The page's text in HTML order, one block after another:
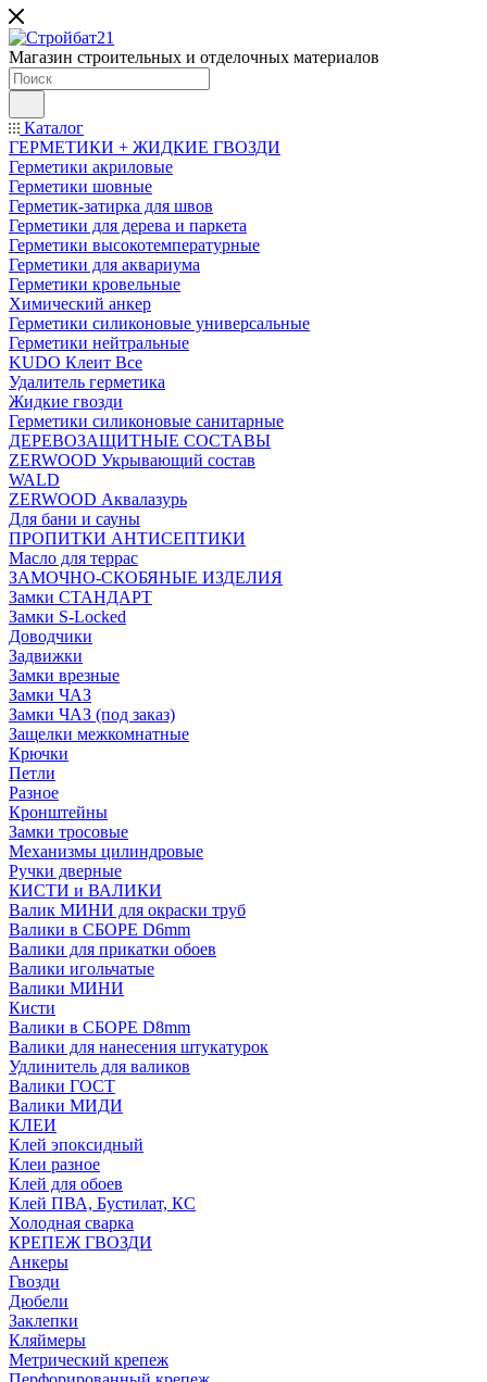
Магазин строительных и отделочных материалов
Каталог
ГЕРМЕТИКИ + ЖИДКИЕ ГВОЗДИ
Герметики акриловые
Герметики шовные
Герметик-затирка для швов
Герметики для дерева и паркета
Герметики высокотемпературные
Герметики для аквариума
Герметики кровельные
Химический анкер
Герметики силиконовые универсальные
Герметики нейтральные
KUDO Клеит Все
Удалитель герметика
Жидкие гвозди
Герметики силиконовые санитарные
ДЕРЕВОЗАЩИТНЫЕ СОСТАВЫ
ZERWOOD Укрывающий состав
WALD
ZERWOOD Аквалазурь
Для бани и сауны
ПРОПИТКИ АНТИСЕПТИКИ
Масло для террас
ЗАМОЧНО-СКОБЯНЫЕ ИЗДЕЛИЯ
Замки СТАНДАРТ
Замки S-Locked
Доводчики
Задвижки
Замки врезные
Замки ЧАЗ
Замки ЧАЗ (под заказ)
Защелки межкомнатные
Крючки
Петли
Разное
Кронштейны
Замки тросовые
Механизмы цилиндровые
Ручки дверные
КИСТИ и ВАЛИКИ
Валик МИНИ для окраски труб
Валики в СБОРЕ D6mm
Валики для прикатки обоев
Валики игольчатые
Валики МИНИ
Кисти
Валики в СБОРЕ D8mm
Валики для нанесения штукатурок
Удлинитель для валиков
Валики ГОСТ
Валики МИДИ
КЛЕИ
Клей эпоксидный
Клеи разное
Клей для обоев
Клей ПВА, Бустилат, КС
Холодная сварка
КРЕПЕЖ ГВОЗДИ
Анкеры
Гвозди
Дюбели
Заклепки
Кляймеры
Метрический крепеж